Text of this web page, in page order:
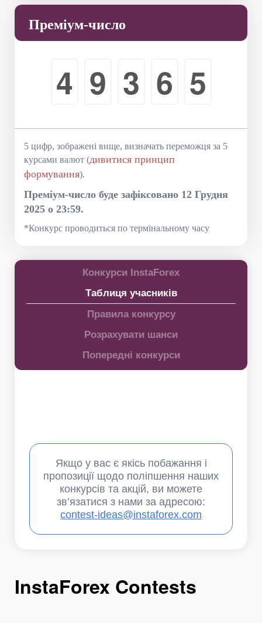
Преміум-число
4 9 3 6 5
5 цифр, зображені вище, визначать переможця за 5
курсами валют (дивитися принцип
формування).
Преміум-число буде зафіксовано 12 Грудня
2025 о 23:59.
*Конкурс проводиться по термінальному часу
Конкурси InstaForex
Таблиця учасників
Правила конкурсу
Розрахувати шанси
Попередні конкурси
Якщо у вас є якісь побажання і
пропозиції щодо поліпшення наших
конкурсів та акцій, ви можете
зв’язатися з нами за адресою:
contest-ideas@instaforex.com
InstaForex Contests